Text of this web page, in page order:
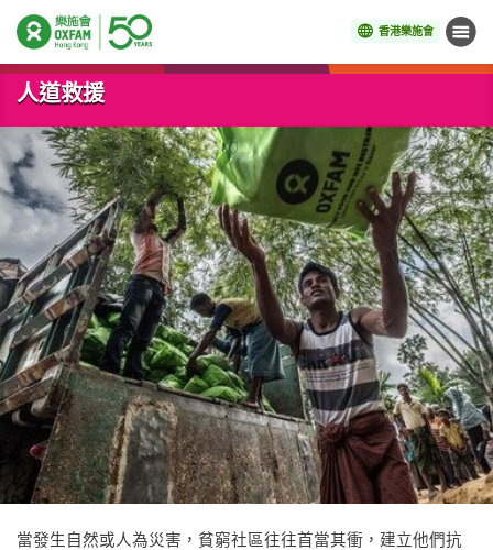
香港樂施會 目錄
開始主要內容
人道救援
當發生自然或人為災害，貧窮社區往往首當其衝，建立他們抗